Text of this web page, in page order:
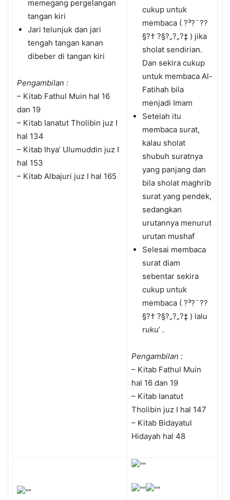
memegang pergelangan
tangan kiri
Jari telunjuk dan jari
tengah tangan kanan
dibeber di tangan kiri
Pengambilan :
– Kitab Fathul Muin hal 16
dan 19
– Kitab Ianatut Tholibin juz I
hal 134
– Kitab Ihya’ Ulumuddin juz I
hal 153
– Kitab Albajuri juz I hal 165
cukup untuk
membaca ( ?³?¨?­?
§?† ?§?„?„?‡ ) jika
sholat sendirian.
Dan sekira cukup
untuk membaca Al-
Fatihah bila
menjadi Imam
Setelah itu
membaca surat,
kalau sholat
shubuh suratnya
yang panjang dan
bila sholat maghrib
surat yang pendek,
sedangkan
urutannya menurut
urutan mushaf
Selesai membaca
surat diam
sebentar sekira
cukup untuk
membaca ( ?³?¨?­?
§?† ?§?„?„?‡ ) lalu
ruku’ .
Pengambilan :
– Kitab Fathul Muin
hal 16 dan 19
– Kitab Ianatut
Tholibin juz I hal 147
– Kitab Bidayatul
Hidayah hal 48